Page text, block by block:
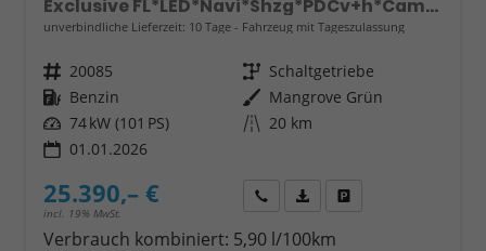
Exclusive FL*LED*Navi*Shzg*PDCv+h*Cam*16"
unverbindliche Lieferzeit: 10 Tage Fahrzeug mit Tageszulassung
Fahrzeugnr. 20085 Getriebe Schaltgetriebe
Kraftstoff Benzin Außenfarbe Mangrove Grün
Leistung 74 kW (101 PS) Kilometerstand 20 km
01.01.2026
25.390,– €
incl. 19% MwSt.
Wir rufen Sie anFahrzeugexposé (PDF)
Verbrauch kombiniert: 5,90 l/100km